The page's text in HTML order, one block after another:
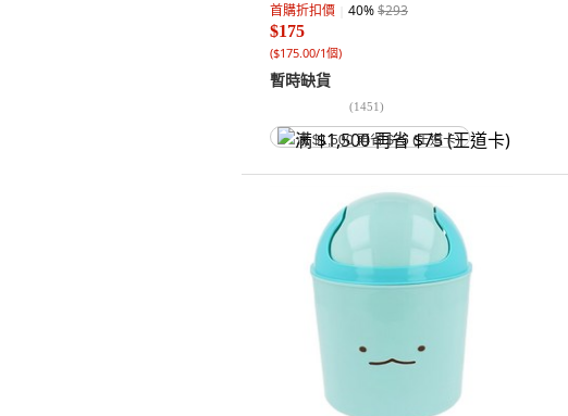
首購折扣價 40%$293
$175
($175.00/1個)
暫時缺貨
(1451)
满 $1,500 再省 $75 (王道卡)